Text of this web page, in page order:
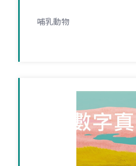
哺乳動物